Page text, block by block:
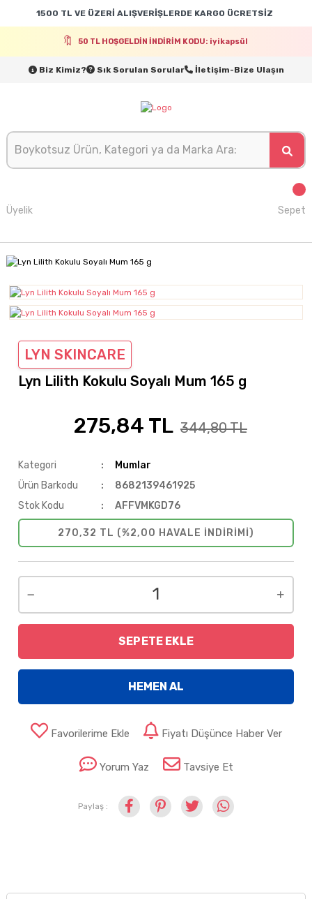
1500 TL VE ÜZERİ ALIŞVERİŞLERDE KARGO ÜCRETSİZ
50 TL HOŞGELDİN İNDİRİM KODU: iyikapsül
Biz Kimiz? Sık Sorulan Sorular İletişim-Bize Ulaşın
Üyelik Sepet
LYN SKINCARE
Lyn Lilith Kokulu Soyalı Mum 165 g
275,84 TL 344,80 TL
Kategori
Mumlar
Ürün Barkodu
8682139461925
Stok Kodu
AFFVMKGD76
270,32 TL (%2,00 HAVALE INDIRIMI)
SEPETE EKLE
HEMEN AL
Favorilerime Ekle Fiyatı Düşünce Haber Ver
Yorum Yaz Tavsiye Et
Paylaş :